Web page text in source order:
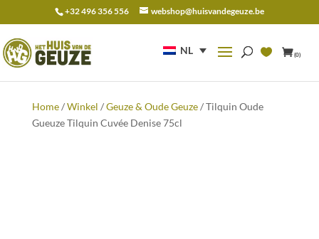
+32 496 356 556 webshop@huisvandegeuze.be
NL (0)
naar:
Home/Winkel /Geuze & Oude Geuze/ Tilquin Oude
Gueuze Tilquin Cuvée Denise 75cl